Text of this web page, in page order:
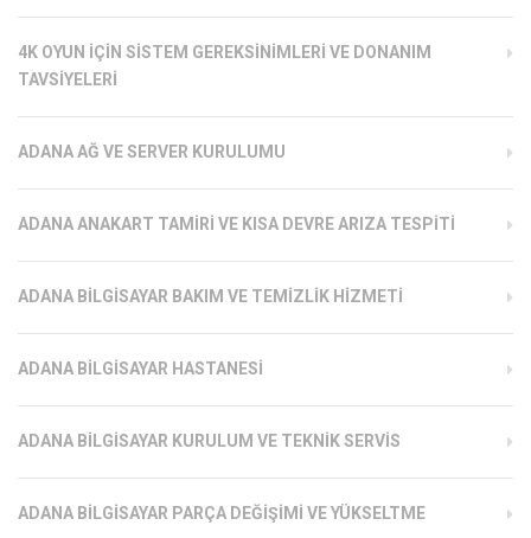
4K OYUN İÇIN SISTEM GEREKSINIMLERI VE DONANIM
TAVSIYELERI
ADANA AĞ VE SERVER KURULUMU
ADANA ANAKART TAMIRI VE KISA DEVRE ARIZA TESPITI
ADANA BILGISAYAR BAKIM VE TEMIZLIK HIZMETI
ADANA BILGISAYAR HASTANESI
ADANA BILGISAYAR KURULUM VE TEKNIK SERVIS
ADANA BILGISAYAR PARÇA DEĞIŞIMI VE YÜKSELTME